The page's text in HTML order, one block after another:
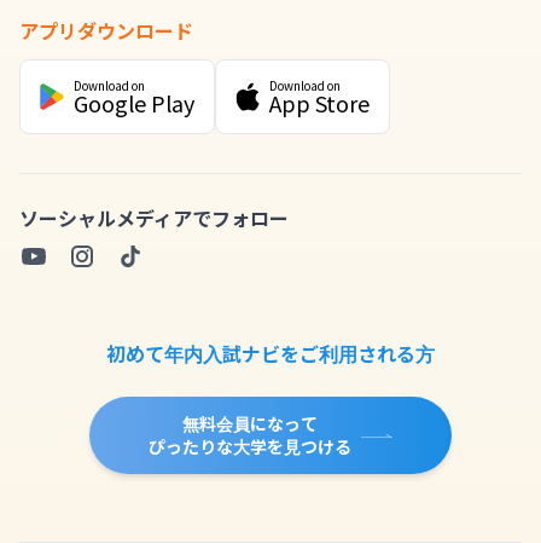
アプリダウンロード
Download on
Google Play
Download on
App Store
ソーシャルメディアでフォロー
初めて年内入試ナビをご利用される方
無料会員になって
ぴったりな大学を見つける